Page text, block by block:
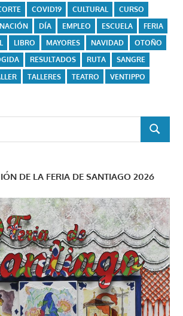
COVID19 CULTURAL
CURSO
DÍA EMPLEO ESCUELA
FERIA
LIBRO MAYORES NAVIDAD
OTOÑO
RESULTADOS RUTA
SANGRE
TALLERES TEATRO
VENTIPPO
BUSCAR
DE LA FERIA DE SANTIAGO 2026